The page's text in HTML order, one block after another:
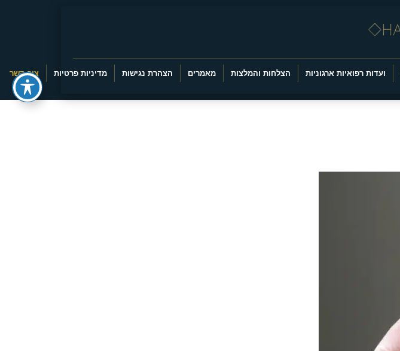
ועדות רפואיות ארגוניות הצלחות והמלצות מאמרים הצהרת נגישות מדיניות פרטיות צור קשר